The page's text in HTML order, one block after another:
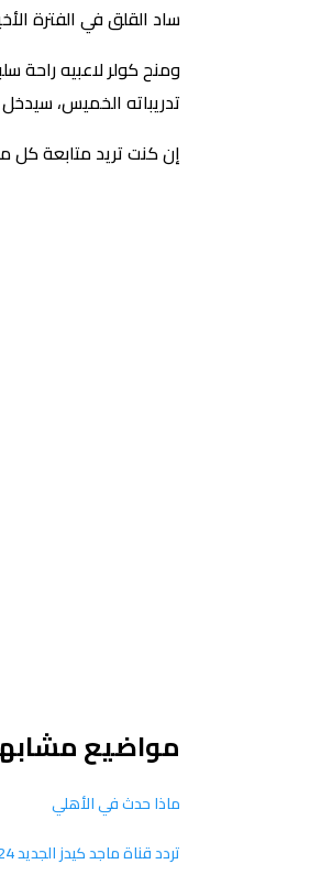
ساد القلق في الفترة
ومنح كولر لاعبيه راحة
تدريباته الخميس،
إن كنت تريد متابعة كل
مواضيع
ماذا حدث في الأهلي
تردد قناة ماجد كيدز الجديد 2024 علي النايل سات وعربسات